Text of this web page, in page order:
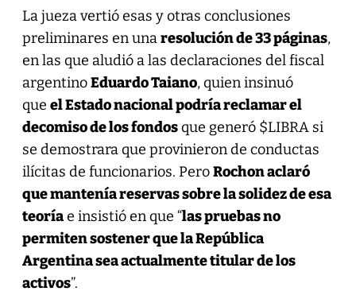
La jueza vertió esas y otras conclusiones
preliminares en unaresolución de 33 páginas,
en las que aludió a las declaraciones del fiscal
argentinoEduardo Taiano, quien insinuó
que el Estado nacional podría reclamar el
decomiso de los fondosque generó $LIBRA si
se demostrara que provinieron de conductas
ilícitas de funcionarios. PeroRochon aclaró
que mantenía reservas sobre la solidez de esa
teoríae insistió en que “las pruebas no
permiten sostener que la República
Argentina sea actualmente titular de los
activos”.